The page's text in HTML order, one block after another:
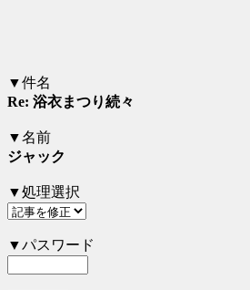
▼件名
Re: 浴衣まつり続々
▼名前
ジャック
▼処理選択
▼パスワード